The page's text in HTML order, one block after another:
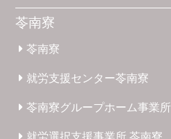
苓南寮
苓南寮
就労支援センター苓南寮
苓南寮グループホーム事業所